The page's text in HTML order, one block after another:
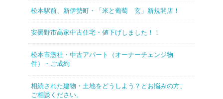
松本駅前、新伊勢町・「米と葡萄 玄」新規開店！
安曇野市高家中古住宅・値下げしました！！
松本市惣社・中古アパート（オーナーチェンジ物
件）・ご成約
相続された建物・土地をどうしよう？とお悩みの方、
ご相談ください。